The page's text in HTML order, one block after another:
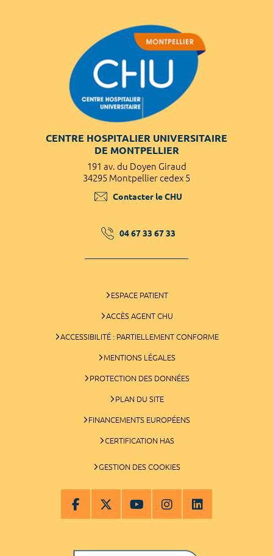
CENTRE HOSPITALIER UNIVERSITAIRE
DE MONTPELLIER
191 av. du Doyen Giraud
34295 Montpellier cedex 5
Contacter le CHU
04 67 33 67 33
ESPACE PATIENT
ACCÈS AGENT CHU
ACCESSIBILITÉ : PARTIELLEMENT CONFORME
MENTIONS LÉGALES
PROTECTION DES DONNÉES
PLAN DU SITE
FINANCEMENTS EUROPÉENS
CERTIFICATION HAS
GESTION DES COOKIES